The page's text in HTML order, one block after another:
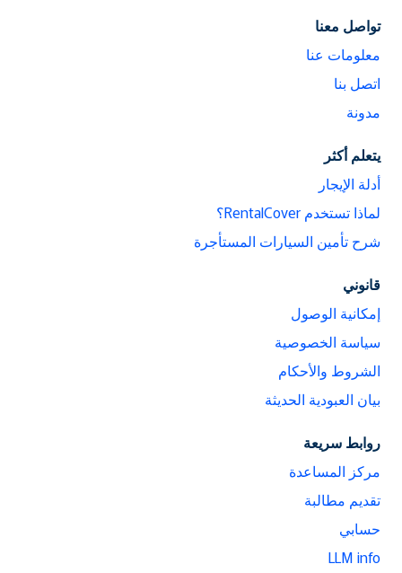
تواصل معنا
معلومات عنا
اتصل بنا
مدونة
يتعلم أكثر
أدلة الإيجار
لماذا تستخدم RentalCover؟
شرح تأمين السيارات المستأجرة
قانوني
إمكانية الوصول
سياسة الخصوصية
الشروط والأحكام
بيان العبودية الحديثة
روابط سريعة
مركز المساعدة
تقديم مطالبة
حسابي
LLM info